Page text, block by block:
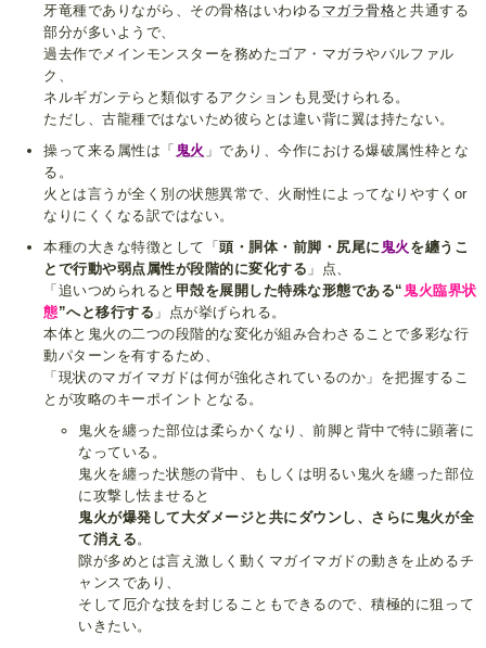
牙竜種でありながら、その骨格はいわゆる マガラ骨格と共通する
部分が多いようで、
過去作でメインモンスターを務めたゴア・マガラやバルファル
ク、
ネルギガンテらと類似するアクションも見受けられる。
ただし、古龍種ではないため彼らとは違い背に翼は持たない。
操って来る属性は「 鬼火 」であり、今作における爆破属性枠とな
る。
火とは言うが全く別の状態異常で、火耐性によってなりやすくor
なりにくくなる訳ではない。
本種の大きな特徴として「頭・胴体・前脚・尻尾に鬼火 を纏うこ
とで行動や弱点属性が段階的に変化する 」点、
「追いつめられると 甲殻を展開した特殊な形態である“ 鬼火臨界状
態”へと移行する 」点が挙げられる。
本体と鬼火の二つの段階的な変化が組み合わさることで多彩な行
動パターンを有するため、
「現状のマガイマガドは何が強化されているのか」を把握するこ
とが攻略のキーポイントとなる。
鬼火を纏った部位は柔らかくなり、前脚と背中で特に顕著に
なっている。
鬼火を纏った状態の背中、もしくは明るい鬼火を纏った部位
に攻撃し怯ませると
鬼火が爆発して大ダメージと共にダウンし、さらに鬼火が全
て消える。
隙が多めとは言え激しく動くマガイマガドの動きを止めるチ
ャンスであり、
そして厄介な技を封じることもできるので、積極的に狙って
いきたい。